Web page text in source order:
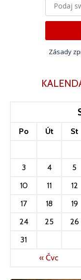
Zásady
Po Út St
3
4 5
10
11 12
17
18 19
24
25 26
31
« Čvc